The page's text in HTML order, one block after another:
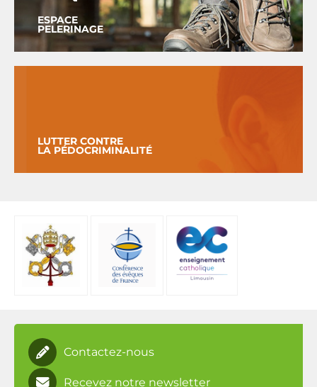
ESPACE
PELERINAGE
LUTTER CONTRE
LA PÉDOCRIMINALITÉ
Contactez-nous
Recevez notre newsletter